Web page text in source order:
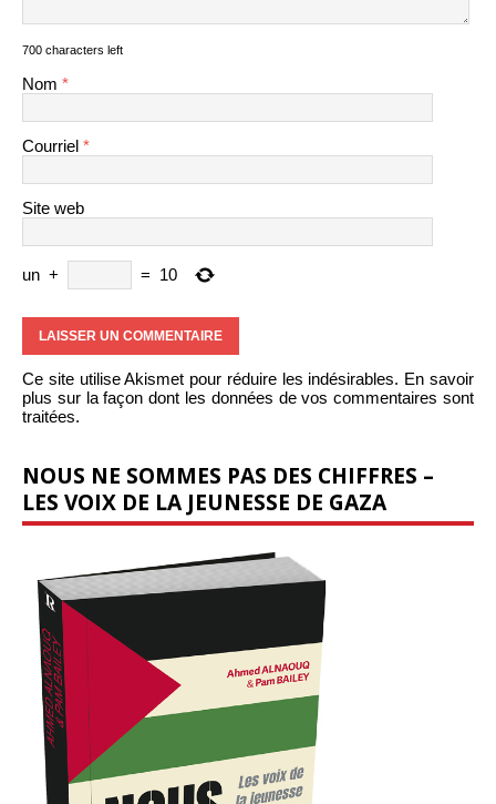
700 characters left
Nom *
Courriel *
Site web
un + = 10
Ce site utilise Akismet pour réduire les indésirables. En savoir
plus sur la façon dont les données de vos commentaires sont
traitées.
NOUS NE SOMMES PAS DES CHIFFRES –
LES VOIX DE LA JEUNESSE DE GAZA